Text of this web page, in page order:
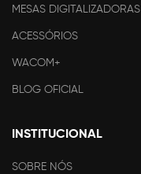
MESAS DIGITALIZADORAS
ACESSÓRIOS
WACOM+
BLOG OFICIAL
INSTITUCIONAL
SOBRE NÓS